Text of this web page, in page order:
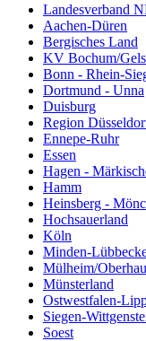
Landesverband
Aachen-Düren
Bergisches Land
KV Bochum/
Bonn - Rhein-
Dortmund - Unna
Duisburg
Region
Ennepe-Ruhr
Essen
Hagen -
Hamm
Heinsberg -
Hochsauerland
Köln
Minden-
Mülheim/
Münsterland
Ostwestfalen-
Siegen-
Soest